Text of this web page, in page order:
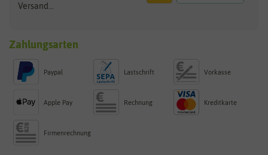
Versand...
Zahlungsarten
Paypal Lastschrift Vorkasse
Apple Pay Rechnung Kreditkarte
Firmenrechnung